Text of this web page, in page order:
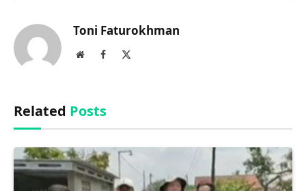
Toni Faturokhman
WebsiteFacebook
Related Posts